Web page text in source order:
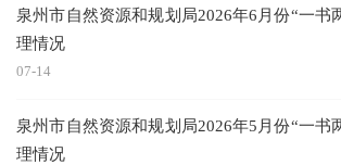
泉州市自然资源和规划局2026年6月份“一书
理情况
07-14
泉州市自然资源和规划局2026年5月份“一书
理情况